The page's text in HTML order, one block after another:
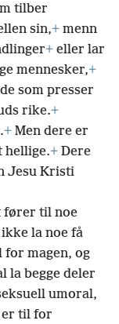
tilber
sin,+ menn
+ eller lar
mennesker,+
som presser
rike.+
+ Men dere er
hellige.+ Dere
Jesu Kristi
fører til noe
la noe få
for magen, og
la begge deler
umoral,
er til for